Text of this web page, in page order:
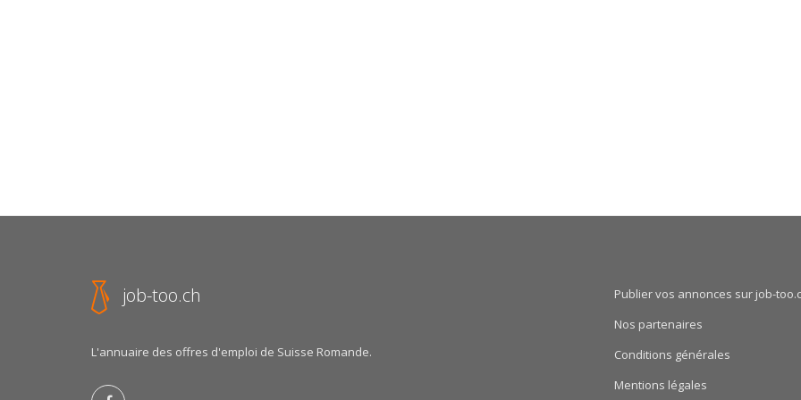
job-too.ch
L'annuaire des offres d'emploi de Suisse Romande.
Publier vos annonces sur job-
Nos partenaires
Conditions générales
Mentions légales